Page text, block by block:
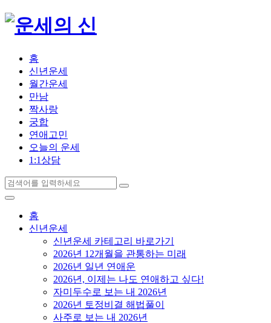
홈
신년운세
월간운세
만남
짝사랑
궁합
연애고민
오늘의 운세
1:1상담
홈
신년운세
신년운세 카테고리 바로가기
2026년 12개월을 관통하는 미래
2026년 일년 연애운
2026년, 이제는 나도 연애하고 싶다!
자미두수로 보는 내 2026년
2026년 토정비결 해법풀이
사주로 보는 내 2026년